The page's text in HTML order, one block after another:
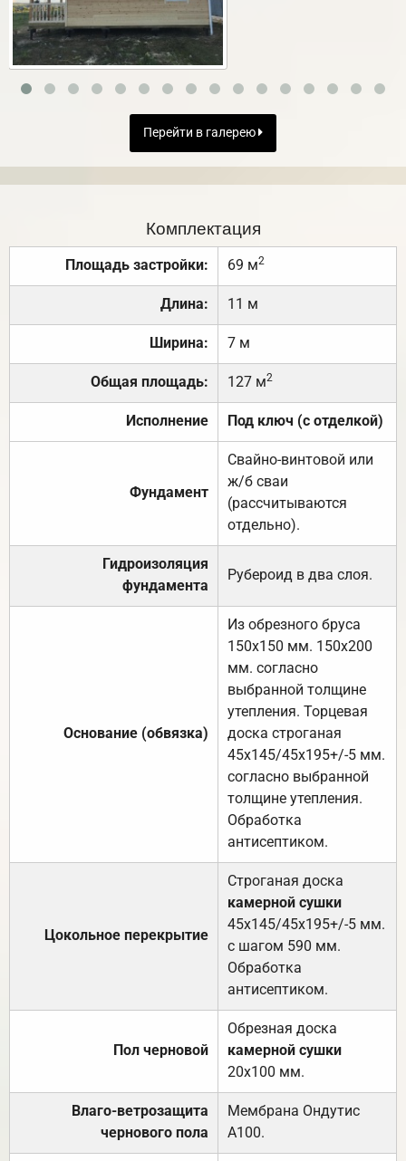
Перейти в галерею
Комплектация
Площадь застройки: 69 м2
Длина: 11 м
Ширина: 7 м
Общая площадь: 127 м2
Исполнение Под ключ (с отделкой)
Фундамент
Свайно-винтовой или
ж/б сваи
(рассчитываются
отдельно).
Гидроизоляция
фундамента
Рубероид в два слоя.
Основание (обвязка)
Из обрезного бруса
150х150 мм. 150х200
мм. согласно
выбранной толщине
утепления. Торцевая
доска строганая
45х145/45х195+/-5 мм.
согласно выбранной
толщине утепления.
Обработка
антисептиком.
Цокольное перекрытие
Строганая доска
камерной сушки
45х145/45х195+/-5 мм.
с шагом 590 мм.
Обработка
антисептиком.
Пол черновой
Обрезная доска
камерной сушки
20х100 мм.
Влаго-ветрозащита
чернового пола
Мембрана Ондутис
А100.